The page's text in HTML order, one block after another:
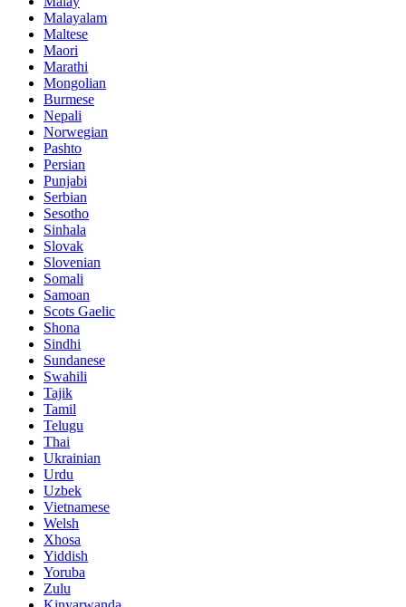
Malayalam
Maltese
Maori
Marathi
Mongolian
Burmese
Nepali
Norwegian
Pashto
Persian
Punjabi
Serbian
Sesotho
Sinhala
Slovak
Slovenian
Somali
Samoan
Scots Gaelic
Shona
Sindhi
Sundanese
Swahili
Tajik
Tamil
Telugu
Thai
Ukrainian
Urdu
Uzbek
Vietnamese
Welsh
Xhosa
Yiddish
Yoruba
Zulu